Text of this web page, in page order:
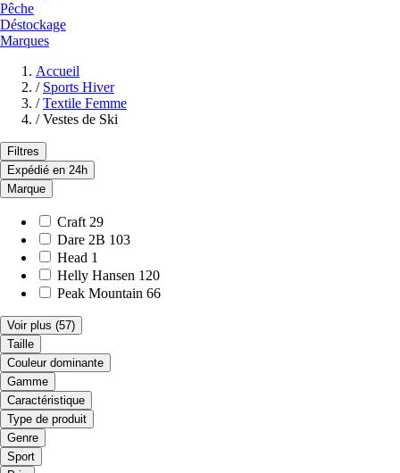
Pêche
Déstockage
Marques
Accueil
/ Sports Hiver
/ Textile Femme
/ Vestes de Ski
Filtres
Expédié en 24h
Marque
Craft 29
Dare 2B 103
Head 1
Helly Hansen 120
Peak Mountain 66
Voir plus (57)
Taille
Couleur dominante
Gamme
Caractéristique
Type de produit
Genre
Sport